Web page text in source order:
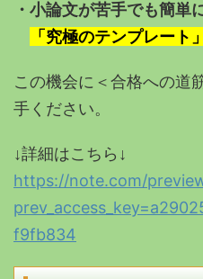
・小論文が苦手でも簡単
「究極のテンプレート」
この機会に＜合格への道
手ください。
↓詳細はこちら↓
https://note.com/
f9fb834